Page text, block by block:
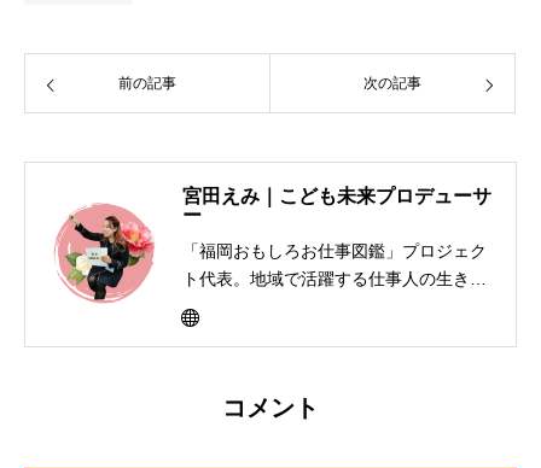
前の記事 次の記事
宮田えみ｜こども未来プロデューサ
ー
「福岡おもしろお仕事図鑑」プロジェク
ト代表。地域で活躍する仕事人の生き方
を子どもたちに届けるキャリア教育活動
コメント